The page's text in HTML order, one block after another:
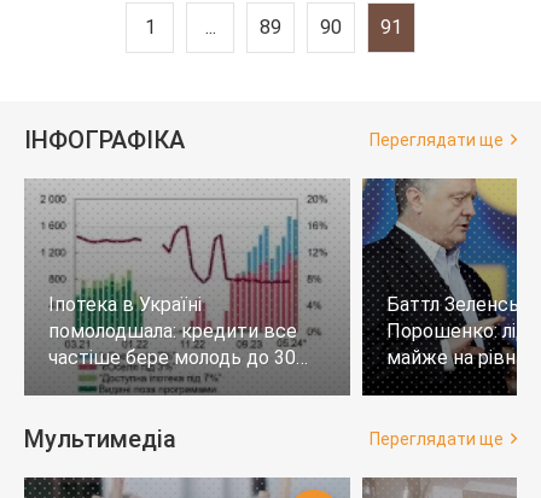
1 ... 89 90 91
ІНФОГРАФІКА Переглядати ще
Іпотека в Україні
помолодшала: кредити все
частіше бере молодь до 30
років
Баттл
Порошенко:
майже на
тих, хто не
Мультимедіа Переглядати ще